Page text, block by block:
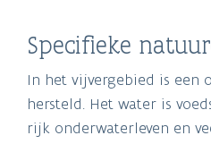
Specifieke
In het vijvergebied is een
hersteld. Het water is
rijk onderwaterleven en